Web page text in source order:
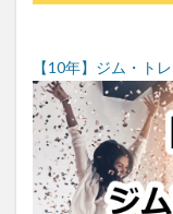
【10年】ジム・ト